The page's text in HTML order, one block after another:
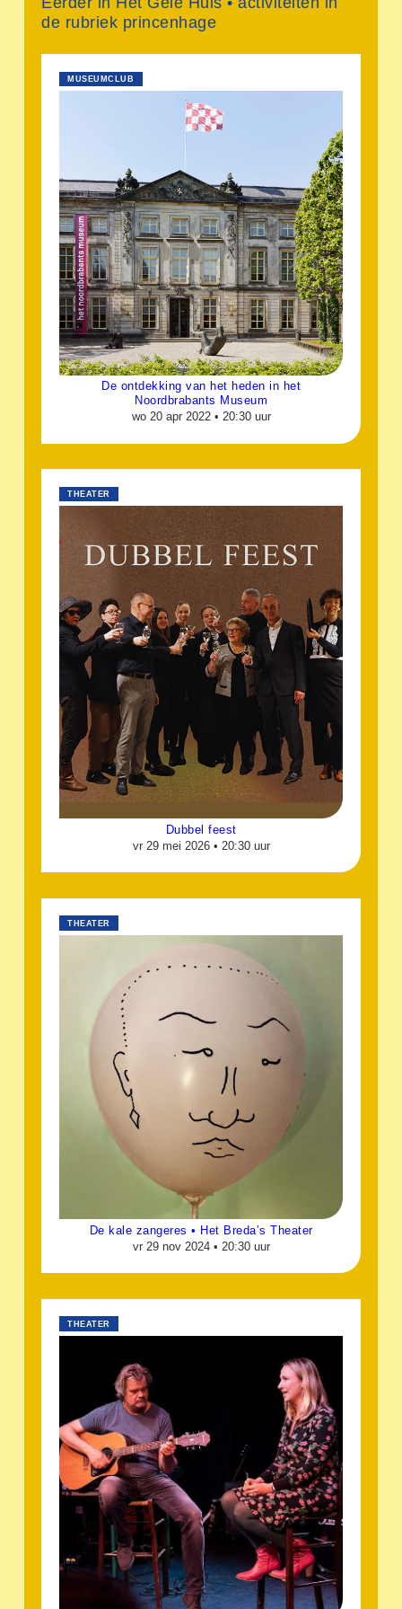
de rubriek princenhage
MUSEUMCLUB
De ontdekking van het heden in het
Noordbrabants Museum
wo 20 apr 2022 • 20:30 uur
THEATER
Dubbel feest
vr 29 mei 2026 • 20:30 uur
THEATER
De kale zangeres • Het Breda’s Theater
vr 29 nov 2024 • 20:30 uur
THEATER